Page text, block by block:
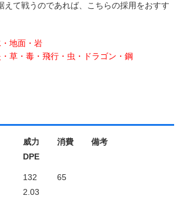
えて戦うのであれば、こちらの採用をおすす
地面・岩
草・毒・飛行・虫・ドラゴン・鋼
威力
DPE
消費 備考
132
2.03
65